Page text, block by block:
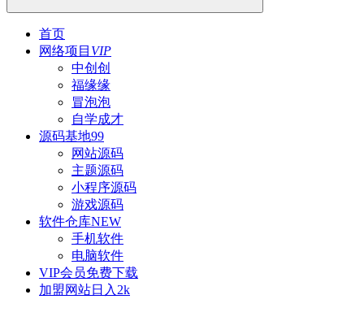
首页
网络项目 VIP
中创创
福缘缘
冒泡泡
自学成才
源码基地99
网站源码
主题源码
小程序源码
游戏源码
软件仓库NEW
手机软件
电脑软件
VIP会员免费下载
加盟网站日入2k